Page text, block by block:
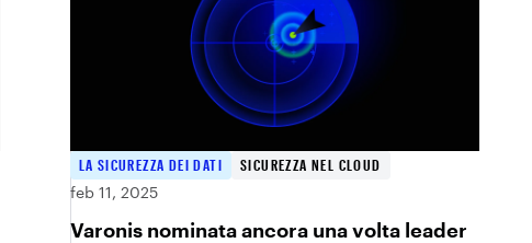
LA SICUREZZA DEI DATI
SICUREZZA NEL CLOUD
feb 11, 2025
Varonis nominata ancora una volta leader